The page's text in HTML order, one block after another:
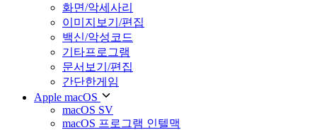
화면/악세사리
이미지보기/편집
백신/악성코드
기타프로그램
문서보기/편집
간단한게임
Apple macOS
macOS SV
macOS 프로그램 인텔맥